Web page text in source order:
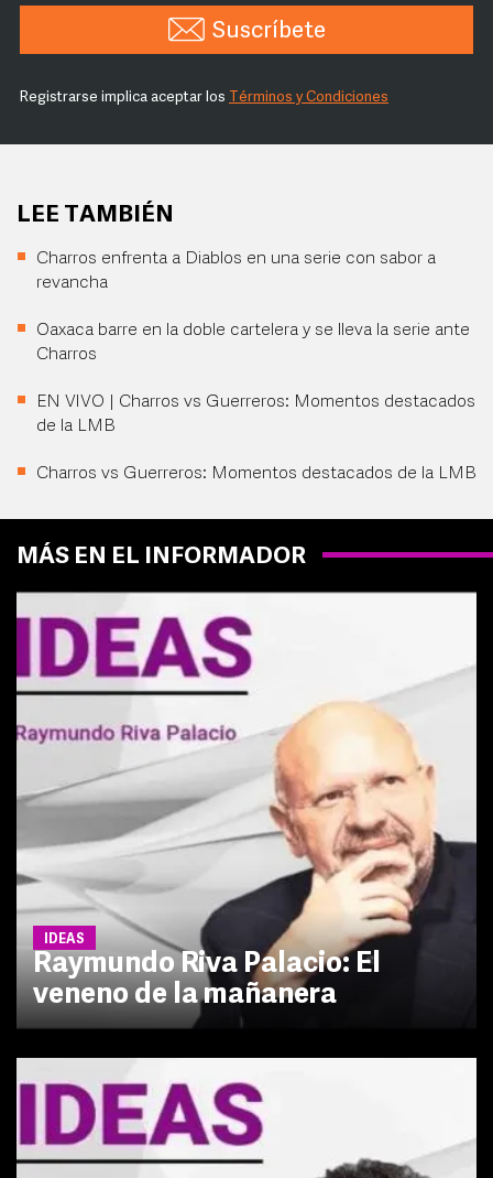
Suscríbete
Registrarse implica aceptar los Términos y Condiciones
LEE TAMBIÉN
Charros enfrenta a Diablos en una serie con sabor a
revancha
Oaxaca barre en la doble cartelera y se lleva la serie ante
Charros
EN VIVO | Charros vs Guerreros: Momentos destacados
de la LMB
Charros vs Guerreros: Momentos destacados de la LMB
MÁS EN EL INFORMADOR
IDEAS
Raymundo Riva Palacio: El
veneno de la mañanera